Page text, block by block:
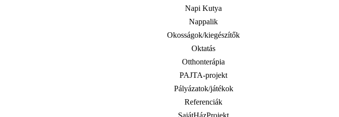
Napi Kutya
Nappalik
Okosságok/kiegészítők
Oktatás
Otthonterápia
PAJTA-projekt
Pályázatok/játékok
Referenciák